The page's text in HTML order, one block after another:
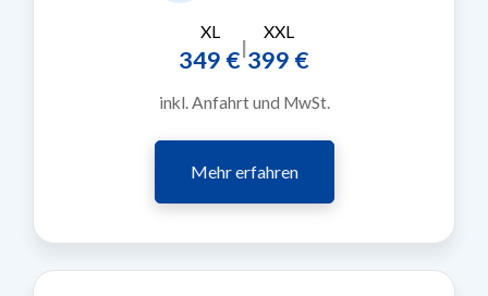
XL
349 €|
XXL
399 €
inkl. Anfahrt und MwSt.
Mehr erfahren